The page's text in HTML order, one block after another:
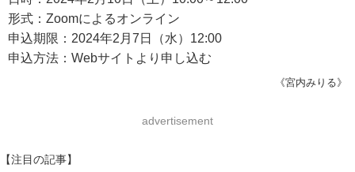
形式：Zoomによるオンライン
申込期限：2024年2月7日（水）12:00
申込方法：Webサイトより申し込む
《宮内みりる》
advertisement
【注目の記事】